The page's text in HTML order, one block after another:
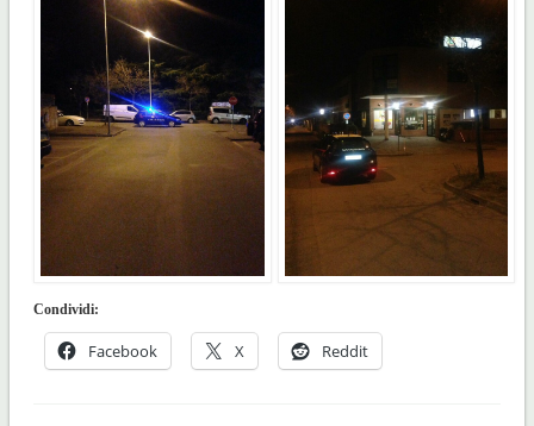
Condividi:
Facebook X Reddit